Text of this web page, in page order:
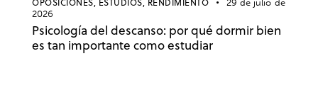
OPOSICIONES, ESTUDIOS, RENDIMIENTO
29 de julio de
2026
Psicología del descanso: por qué dormir bien
es tan importante como estudiar